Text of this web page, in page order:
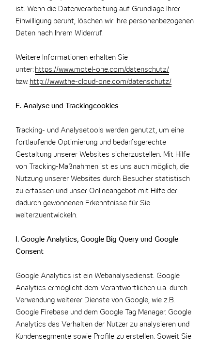
ist. Wenn die Datenverarbeitung auf Grundlage Ihrer
Einwilligung beruht, löschen wir Ihre personenbezogenen
Daten nach Ihrem Widerruf.
Weitere Informationen erhalten Sie
unter: https://www.motel-one.com/datenschutz/
bzw. http://www.the-cloud-one.com/datenschutz/
E. Analyse und Trackingcookies
Tracking- und Analysetools werden genutzt, um eine
fortlaufende Optimierung und bedarfsgerechte
Gestaltung unserer Websites sicherzustellen. Mit Hilfe
von Tracking-Maßnahmen ist es uns auch möglich, die
Nutzung unserer Websites durch Besucher statistisch
zu erfassen und unser Onlineangebot mit Hilfe der
dadurch gewonnenen Erkenntnisse für Sie
weiterzuentwickeln.
I. Google Analytics, Google Big Query und Google
Consent
Google Analytics ist ein Webanalysedienst. Google
Analytics ermöglicht dem Verantwortlichen u.a. durch
Verwendung weiterer Dienste von Google, wie z.B.
Google Firebase und dem Google Tag Manager. Google
Analytics das Verhalten der Nutzer zu analysieren und
Kundensegmente sowie Profile zu erstellen. Soweit Sie